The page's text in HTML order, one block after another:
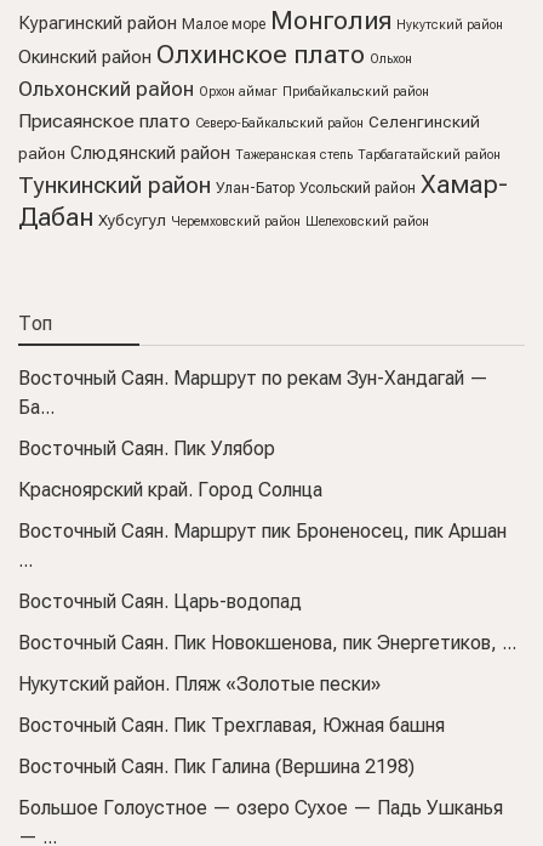
Курагинский район Малое море Монголия Нукутский район
Окинский район Олхинское плато Ольхон
Ольхонский район Орхон аймаг Прибайкальский район
Присаянское плато Северо-Байкальский район Селенгинский
район Слюдянский район Тажеранская степь Тарбагатайский район
Тункинский район Улан-Батор Усольский район Хамар-
Дабан Хубсугул Черемховский район Шелеховский район
Топ
Восточный Саян. Маршрут по рекам Зун-Хандагай —
Ба...
Восточный Саян. Пик Улябор
Красноярский край. Город Солнца
Восточный Саян. Маршрут пик Броненосец, пик Аршан
...
Восточный Саян. Царь-водопад
Восточный Саян. Пик Новокшенова, пик Энергетиков, ...
Нукутский район. Пляж «Золотые пески»
Восточный Саян. Пик Трехглавая, Южная башня
Восточный Саян. Пик Галина (Вершина 2198)
Большое Голоустное — озеро Сухое — Падь Ушканья
— ...